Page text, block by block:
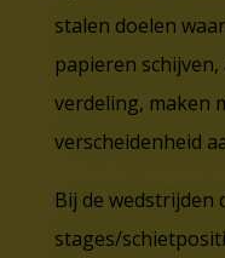
stalen doelen
papieren
verdeling, maken
verscheidenheid
Bij de wedstrijden
stages/